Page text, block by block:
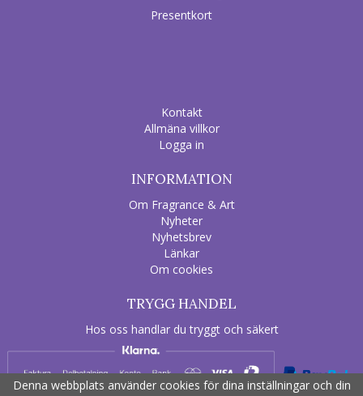
Presentkort
Kontakt
Allmäna villkor
Logga in
INFORMATION
Om Fragrance & Art
Nyheter
Nyhetsbrev
Länkar
Om cookies
TRYGG HANDEL
Hos oss handlar du tryggt och säkert
Denna webbplats använder cookies för dina inställningar och din